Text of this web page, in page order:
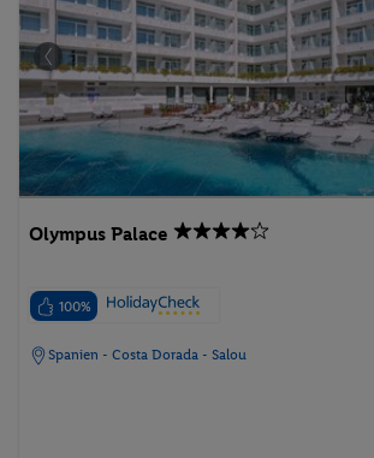
Olympus Palace
100%
Spanien - Costa Dorada - Salou